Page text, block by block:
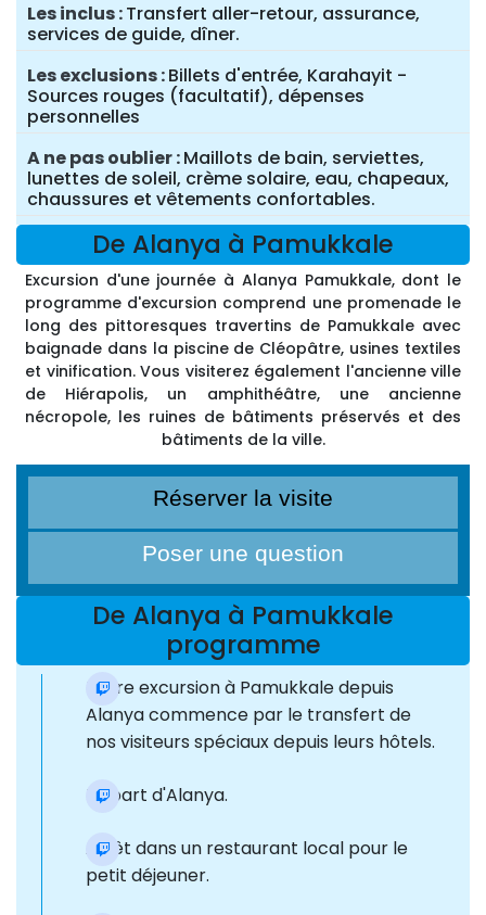
Les inclus Transfert aller-retour, assurance,
services de guide, dîner.
Les exclusions Billets d'entrée, Karahayit -
Sources rouges (facultatif), dépenses
personnelles
A ne pas oublier Maillots de bain, serviettes,
lunettes de soleil, crème solaire, eau, chapeaux,
chaussures et vêtements confortables.
De Alanya à Pamukkale
Excursion d'une journée à Alanya Pamukkale, dont le
programme d'excursion comprend une promenade le
long des pittoresques travertins de Pamukkale avec
baignade dans la piscine de Cléopâtre, usines textiles
et vinification. Vous visiterez également l'ancienne ville
de Hiérapolis, un amphithéâtre, une ancienne
nécropole, les ruines de bâtiments préservés et des
bâtiments de la ville.
Réserver la visite
Poser une question
De Alanya à Pamukkale
programme
Notre excursion à Pamukkale depuis
Alanya commence par le transfert de
nos visiteurs spéciaux depuis leurs hôtels.
Départ d'Alanya.
Arrêt dans un restaurant local pour le
petit déjeuner.